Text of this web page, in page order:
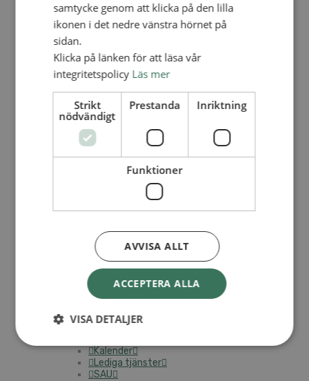
Lediga tjänster
FÖR FÖRSAMLINGAR
FÖRDJUPNING OCH UTVECKLING
Missionella initiativ
Smågrupper
Skapelse och miljö
Gudstjänst
Vänförsamling
Integrationsarbete
För barns bästa – överallt
Missionsinspiratörens verktygslåda
Redovisning och lönehantering
Kyrkoavgiften
LOGGA IN
Personalförsäkringar
SAMP – personalförbundet
Kalender
Lediga tjänster
SAU
samtycke genom att klicka på den lilla
ikonen i det nedre vänstra hörnet på
sidan.
Klicka på länken för att läsa vår
integritetspolicy Läs mer
Strikt
nödvändigt
Prestanda Inriktning
Funktioner
ACCEPTERA ALLA
AVVISA ALLT
VISA DETALJER